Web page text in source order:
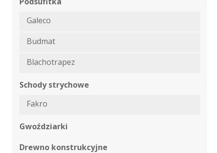
Galeco
Budmat
Blachotrapez
Schody strychowe
Fakro
Gwoździarki
Drewno konstrukcyjne